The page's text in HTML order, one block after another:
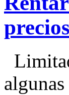
precios